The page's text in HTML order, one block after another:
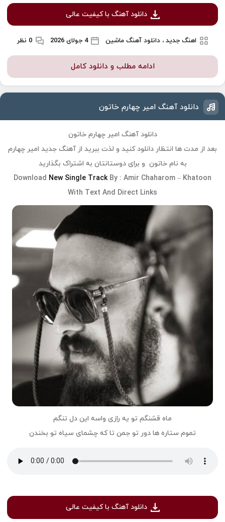
دانلود آهنگ با کیفیت عالی
اهنگ جدید ، دانلود آهنگ ماشین 4 جولای 2026 0 نظر
ادامه مطلب و دانلود کامل
دانلود آهنگ امیر چهارم خاتون
دانلود آهنگ امیر چهارم خاتون
بعد از مدت ها انتظار دانلود کنید و لذت ببرید از آهنگ جدید امیر چهارم
به نامخاتون و برای دوستانتان به اشتراک بگذارید
Download New Single TrackBy : Amir Chaharom – Khatoon
With Text And Direct Links
ماه قشنگم تو یه رازی واسه این دل تنگم
تموم ستاره ها دور تو جمن تا که چشمای سیاه تو بخندن
دانلود آهنگ با کیفیت عالی